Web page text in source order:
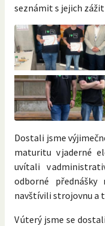
seznámit s jejich
Dostali jsme
maturitu v jaderné
uvítali v
odborné
navštívili strojovnu a
V úterý jsme se